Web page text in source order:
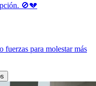
🚫💔
fuerzas para molestar más